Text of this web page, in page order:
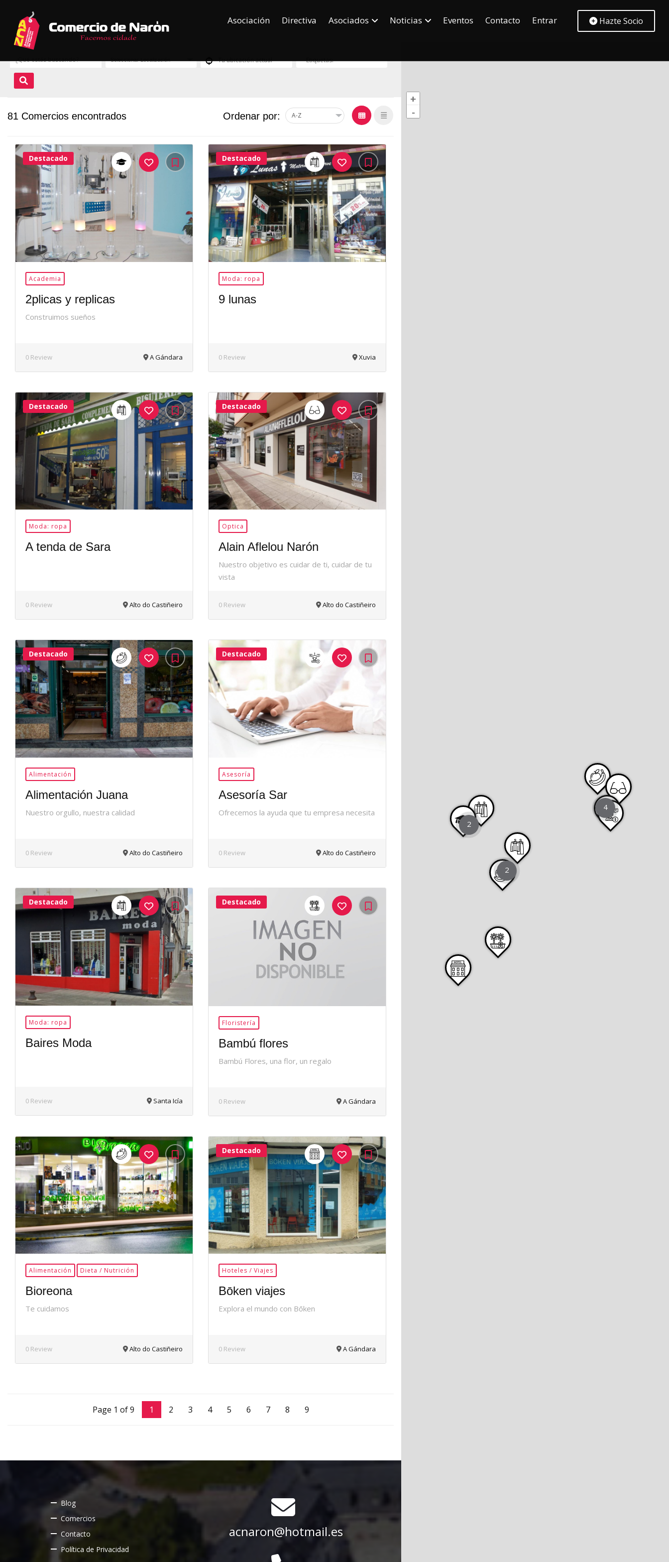
Asociación Directiva Asociados Noticias Eventos Contacto Entrar Hazte Socio
4
2
2
+
-
81 Comercios encontrados Ordenar por:
37Me
Destacado
Academia
2plicas y replicas
Construimos sueños
0 Review A Gándara
32Me
Gusta
Destacado
Moda: ropa
9 lunas
0 Review Xuvia
40Me
Gusta
Destacado
Moda: ropa
A tenda de Sara
0 Review Alto do Castiñeiro
33Me
Gusta
Destacado
Optica
Alain Aflelou Narón
Nuestro objetivo es cuidar de ti, cuidar de tu
vista
0 Review Alto do Castiñeiro
36Me
Gusta
Destacado
Alimentación
Alimentación Juana
Nuestro orgullo, nuestra calidad
0 Review Alto do Castiñeiro
36Me
Gusta
Destacado
Asesoría
Asesoría Sar
Ofrecemos la ayuda que tu empresa necesita
0 Review Alto do Castiñeiro
24Me
Gusta
Destacado
Moda: ropa
Baires Moda
0 Review Santa Icía
42Me
Gusta
Destacado
Floristería
Bambú flores
Bambú Flores, una flor, un regalo
0 Review A Gándara
35Me
Gusta
Alimentación Dieta / Nutrición
Bioreona
Te cuidamos
0 Review Alto do Castiñeiro
32Me
Gusta
Destacado
Hoteles / Viajes
Bōken viajes
Explora el mundo con Bōken
0 Review A Gándara
Page 1 of 9 1 2 3 4 5 6 7 8 9
Blog
Comercios
Contacto
Política de Privacidad
acnaron@hotmail.es